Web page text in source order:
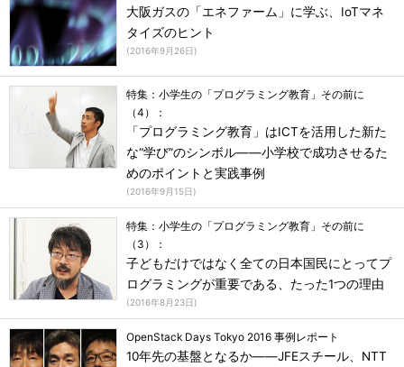
大阪ガスの「エネファーム」に学ぶ、IoTマネ
タイズのヒント
(2016年9月26日)
特集：小学生の「プログラミング教育」その前に
（4）：
「プログラミング教育」はICTを活用した新た
な“学び”のシンボル――小学校で成功させるた
めのポイントと実践事例
(2016年9月15日)
特集：小学生の「プログラミング教育」その前に
（3）：
子どもだけではなく全ての日本国民にとってプ
ログラミングが重要である、たった1つの理由
(2016年8月23日)
OpenStack Days Tokyo 2016 事例レポート
10年先の基盤となるか――JFEスチール、NTT